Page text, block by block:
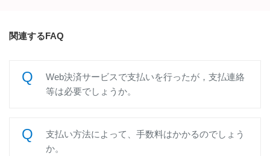
関連するFAQ
Web決済サービスで支払いを行ったが，支払連絡
等は必要でしょうか。
支払い方法によって、手数料はかかるのでしょう
か。